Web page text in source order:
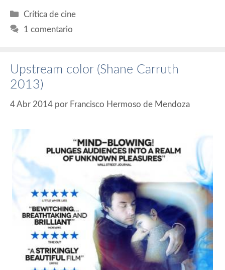
Categorías
Crítica de cine
1 comentario
Upstream color (Shane Carruth
2013)
4 Abr 2014 por Francisco Hermoso de Mendoza